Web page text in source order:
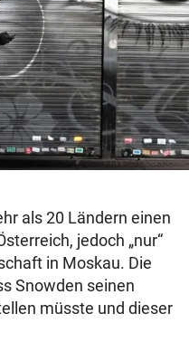
als 20 Ländern einen
jedoch „nur“
in Moskau. Die
Snowden seinen
müsste und dieser